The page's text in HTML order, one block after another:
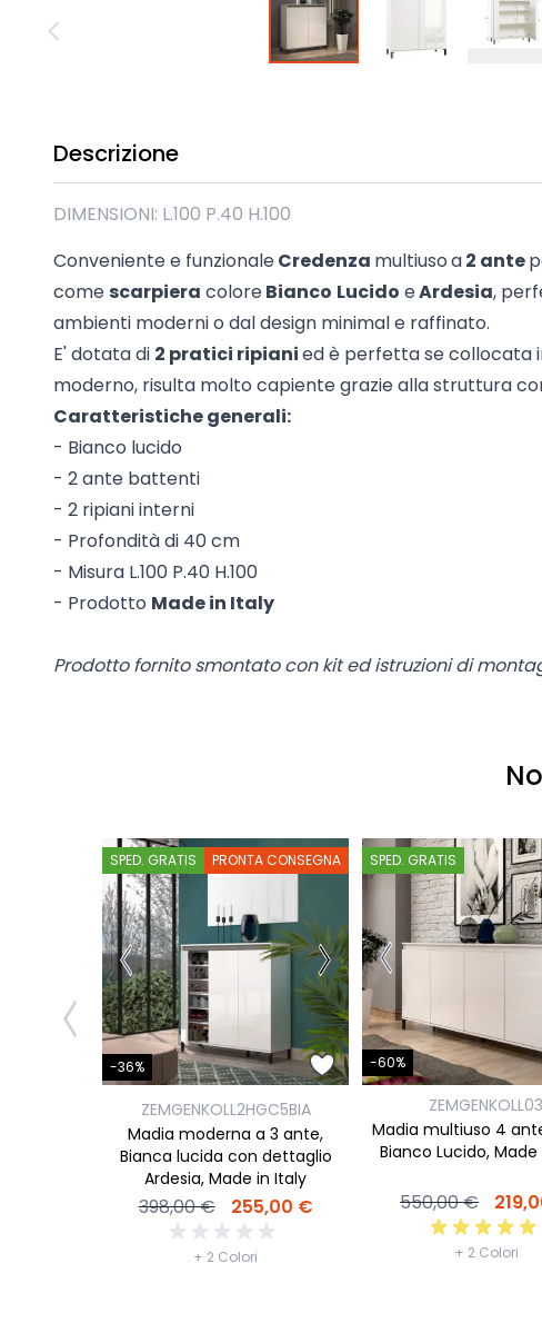
Madie industrial New York
Mobili sala moderna Piccione
Descrizione
DIMENSIONI: L.100 P.40 H.100
Conveniente e funzionaleCredenza multiusoa2 ante
come scarpiera coloreBianco Lucido eArdesia,
ambienti moderni o dal design minimal e raffinato.
E' dotata di 2 pratici ripianied è perfetta se collocata
moderno, risulta molto capiente grazie alla struttura
Caratteristiche generali:
- Bianco lucido
- 2 ante battenti
- 2 ripiani interni
- Profondità di 40 cm
- Misura L.100 P.40 H.100
- Prodotto Made in Italy
Prodotto fornito smontato con kit ed istruzioni di
SPED. GRATIS PRONTA CONSEGNA
-36%
ZEMGENKOLL2HGC5BIA
Madia moderna a 3 ante,
Bianca lucida con dettaglio
Ardesia, Made in Italy
398,00 € 255,00 €
+ 2 Colori
SPED. GRATIS
-60%
ZEMGENKOLL03
Madia multiuso 4
Bianco Lucido,
550,00 €
+ 2 Colori